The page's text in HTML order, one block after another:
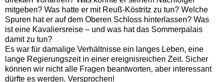
mitgeben? Was hatte er mit Reuß-Köstritz zu tun? Welche
Spuren hat er auf dem Oberen Schloss hinterlassen? Was
ist eine Kavaliersreise – und was hat das Sommerpalais
damit zu tun?
Es war für damalige Verhältnisse ein langes Leben, eine
lange Regierungszeit in einer ereignisreichen Zeit. Sicher
können wir nicht alle Fragen beantworten, aber interessant
dürfte es werden. Versprochen!